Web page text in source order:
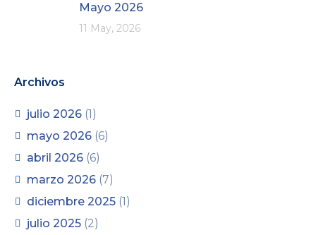
Mayo 2026
11 May, 2026
Archivos
julio 2026 (1)
mayo 2026 (6)
abril 2026 (6)
marzo 2026 (7)
diciembre 2025 (1)
julio 2025 (2)